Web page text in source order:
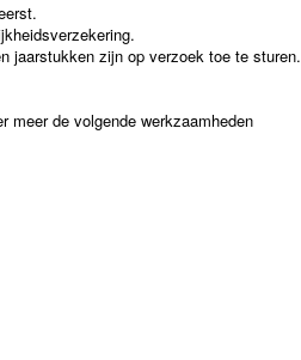
jaarstukken zijn op verzoek toe te sturen.
meer de volgende werkzaamheden